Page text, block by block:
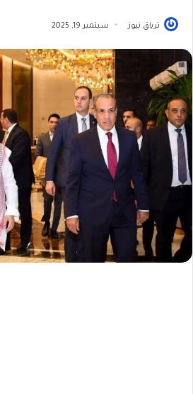
ترياق نيوز سبتمبر 19, 2025